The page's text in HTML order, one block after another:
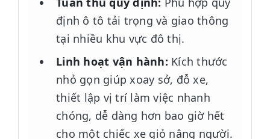
định ô tô tải trọng và giao thông
tại nhiều khu vực đô thị.
Linh hoạt vận hành: Kích thước
nhỏ gọn giúp xoay sở, đỗ xe,
thiết lập vị trí làm việc nhanh
chóng, dễ dàng hơn bao giờ hết
cho một chiếc xe giỏ nâng người.